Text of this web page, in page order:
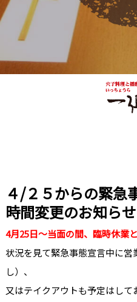
４/２５からの緊急
時間変更のお知らせ
4月25日～当面の間、臨時休業
状況を見て緊急事態宣言中に
し）、
又はテイクアウトも予定はし